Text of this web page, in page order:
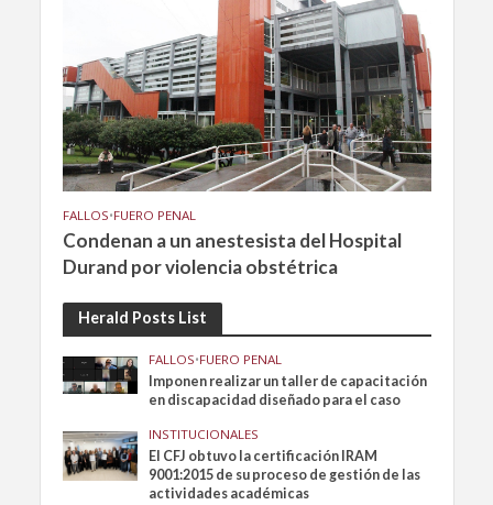
FALLOS•FUERO PENAL
Condenan a un anestesista del Hospital
Durand por violencia obstétrica
Herald Posts List
FALLOS•FUERO PENAL
Imponen realizar un taller de capacitación
en discapacidad diseñado para el caso
INSTITUCIONALES
El CFJ obtuvo la certificación IRAM
9001:2015 de su proceso de gestión de las
actividades académicas